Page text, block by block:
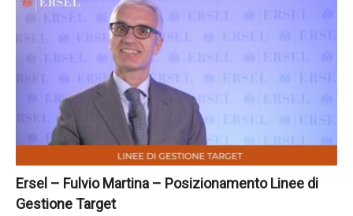
Ersel – Fulvio Martina – Posizionamento Linee di
Gestione Target